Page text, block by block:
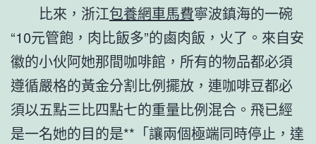
比來，浙江包養網車馬費寧波鎮海的一碗
“10元管飽，肉比飯多”的鹵肉飯，火了。來自安
徽的小伙阿她那間咖啡館，所有的物品都必須
遵循嚴格的黃金分割比例擺放，連咖啡豆都必
須以五點三比四點七的重量比例混合。飛已經
是一名她的目的是**「讓兩個極端同時停止，達